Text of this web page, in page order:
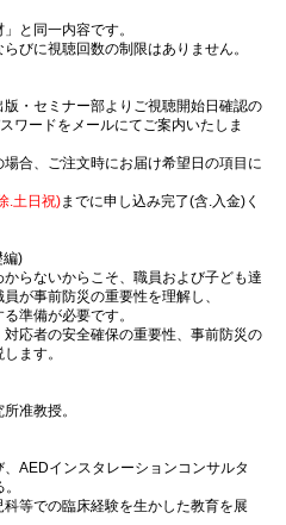
と同一内容です。
びに視聴回数の制限はありません。
・セミナー部よりご視聴開始日確認の
ワードをメールにてご案内いたしま
合、ご注文時にお届け希望日の項目に
.土日祝)までに申し込み完了(含.入金)く
編)
らないからこそ、職員および子ども達
が事前防災の重要性を理解し、
準備が必要です。
応者の安全確保の重要性、事前防災の
ます。
准教授。
AEDインスタレーションコンサルタ
等での臨床経験を生かした教育を展